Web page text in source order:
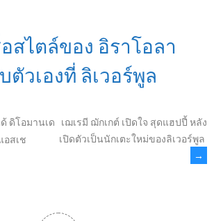
สไตล์ของ อิราโอลา
ตัวเองที่ ลิเวอร์พูล
ดิโอมานเด
อสเช
เฌเรมี ฌักเกต์ เปิดใจ สุดแฮปปี้ หลัง
เปิดตัวเป็นนักเตะใหม่ของลิเวอร์พูล
→